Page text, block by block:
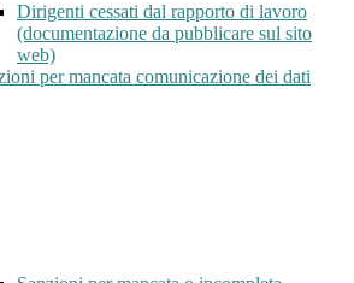
Dirigenti cessati dal rapporto di lavoro
(documentazione da pubblicare sul sito
web)
per mancata comunicazione dei dati